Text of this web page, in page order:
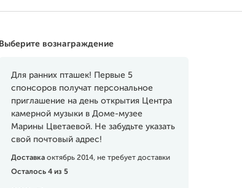
Выберите вознаграждение
Для ранних пташек! Первые 5
спонсоров получат персональное
приглашение на день открытия Центра
камерной музыки в Доме-музее
Марины Цветаевой. Не забудьте указать
свой почтовый адрес!
Доставка октябрь 2014, не требует доставки
Осталось 4 из 5